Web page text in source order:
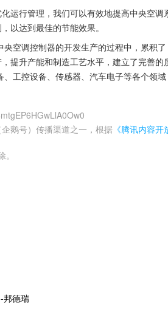
运行管理，我们可以有效地提高中央空
以达到最佳的节能效果。
空调控制器的开发生产的过程中，累积了
提升产能和制造工艺水平，建立了完善的
工控设备、传感器、汽车电子等各个领域
鹅号）传播渠道之一，根据 《腾讯内容开
邦德瑞